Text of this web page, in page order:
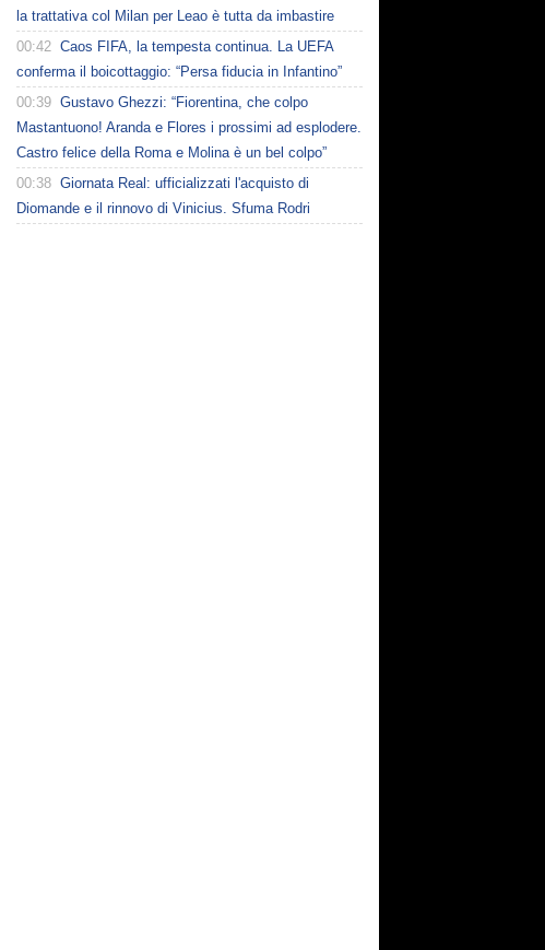
la trattativa col Milan per Leao è tutta da imbastire
00:42 Caos FIFA, la tempesta continua. La UEFA
conferma il boicottaggio: “Persa fiducia in Infantino”
00:39 Gustavo Ghezzi: “Fiorentina, che colpo
Mastantuono! Aranda e Flores i prossimi ad esplodere.
Castro felice della Roma e Molina è un bel colpo”
00:38 Giornata Real: ufficializzati l'acquisto di
Diomande e il rinnovo di Vinicius. Sfuma Rodri